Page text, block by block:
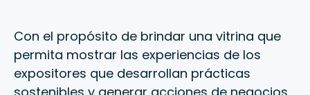
Con el propósito de brindar una vitrina que
permita mostrar las experiencias de los
expositores que desarrollan prácticas